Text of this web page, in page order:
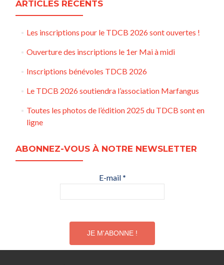
ARTICLES RÉCENTS
Les inscriptions pour le TDCB 2026 sont ouvertes !
Ouverture des inscriptions le 1er Mai à midi
Inscriptions bénévoles TDCB 2026
Le TDCB 2026 soutiendra l’association Marfangus
Toutes les photos de l’édition 2025 du TDCB sont en
ligne
ABONNEZ-VOUS À NOTRE NEWSLETTER
E-mail *